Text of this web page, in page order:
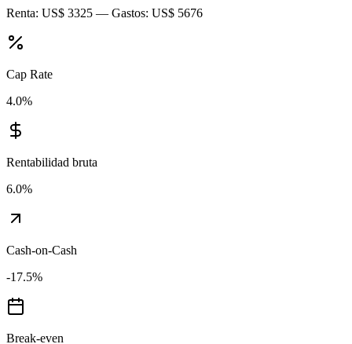
Renta: US$ 3325 — Gastos: US$ 5676
Cap Rate
4.0%
Rentabilidad bruta
6.0%
Cash-on-Cash
-17.5%
Break-even